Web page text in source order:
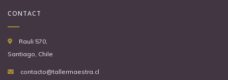
CONTACT
Rauli 570,
Santiago, Chile
contacto@tallermaestra.cl